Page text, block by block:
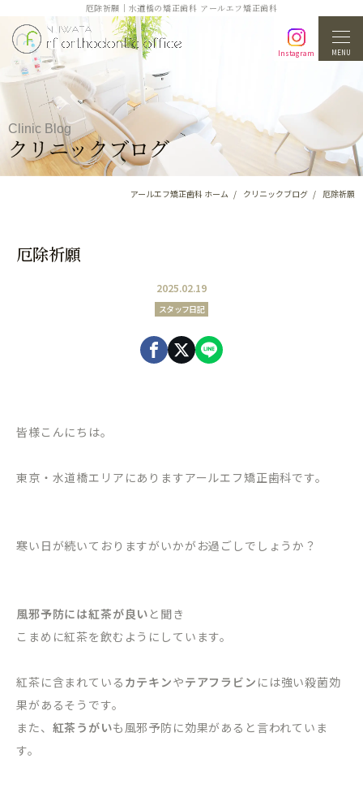
厄除祈願｜水道橋の矯正歯科 アールエフ矯正歯科
Instagram MENU
Clinic Blog
クリニックブログ
アールエフ矯正歯科 ホーム クリニックブログ 厄除祈願
厄除祈願
2025.02.19
スタッフ日記
皆様こんにちは。
東京・水道橋エリアにありますアールエフ矯正歯科です。
寒い日が続いておりますがいかがお過ごしでしょうか？
風邪予防には紅茶が良い と聞き
こまめに紅茶を飲むようにしています。
紅茶に含まれている カテキンやテアフラビン には強い殺菌効
果があるそうです。
また、 紅茶うがいも風邪予防に効果があると言われていま
す。